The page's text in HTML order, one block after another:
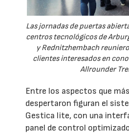
Las jornadas de puertas
centros tecnológicos de
y Rednitzhembach
clientes interesados en
Allrounder
Entre los aspectos que
despertaron figuran el
Gestica lite, con una
panel de control